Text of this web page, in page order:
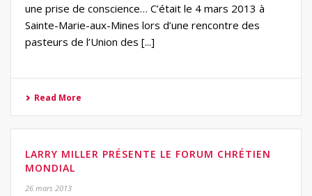
une prise de conscience… C’était le 4 mars 2013 à
Sainte-Marie-aux-Mines lors d’une rencontre des
pasteurs de l’Union des [...]
Read More
LARRY MILLER PRÉSENTE LE FORUM CHRÉTIEN
MONDIAL
26 mars 2013